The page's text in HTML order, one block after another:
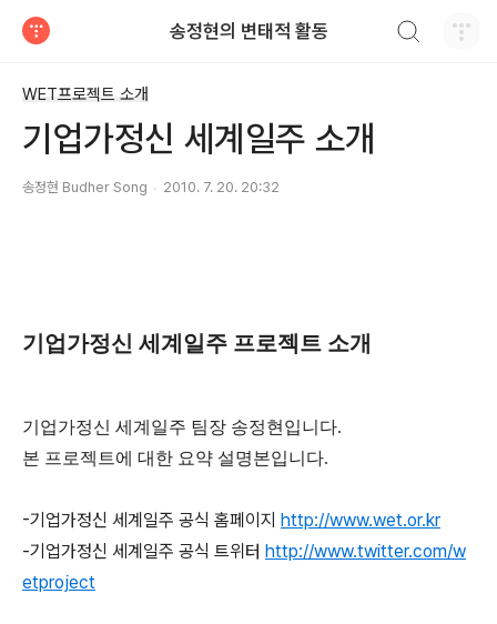
송정현의 변태적 활동
WET프로젝트 소개
기업가정신 세계일주 소개
송정현 Budher Song 2010. 7. 20. 20:32
기업가정신 세계일주 프로젝트 소개
기업가정신 세계일주 팀장 송정현입니다.
본 프로젝트에 대한 요약 설명본입니다.
-기업가정신 세계일주 공식 홈페이지 http://www.wet.or.kr
-기업가정신 세계일주 공식 트위터 http://www.twitter.com/w
etproject